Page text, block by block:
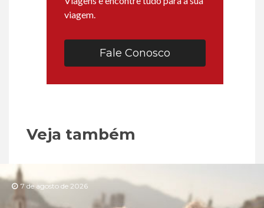
viagem.
Fale Conosco
Veja também
7 de agosto de 2026